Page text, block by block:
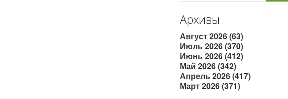
Архивы
Август 2026 (63)
Июль 2026 (370)
Июнь 2026 (412)
Май 2026 (342)
Апрель 2026 (417)
Март 2026 (371)